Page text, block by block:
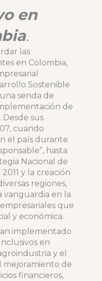
en
.
las
en Colombia,
Sostenible
senda de
de
Desde sus
cuando
el país durante
hasta
Nacional de
y la creación
regiones,
vanguardia en la
que
y económica.
implementado
en
y el
mejoramiento de
financieros,